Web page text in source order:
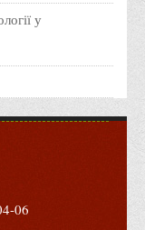
справа"
бізнес"